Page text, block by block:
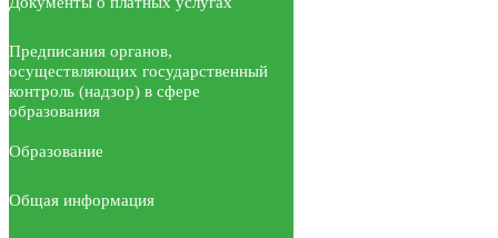
Предписания органов,
осуществляющих государственный
контроль (надзор) в сфере
образования
Образование
Общая информация